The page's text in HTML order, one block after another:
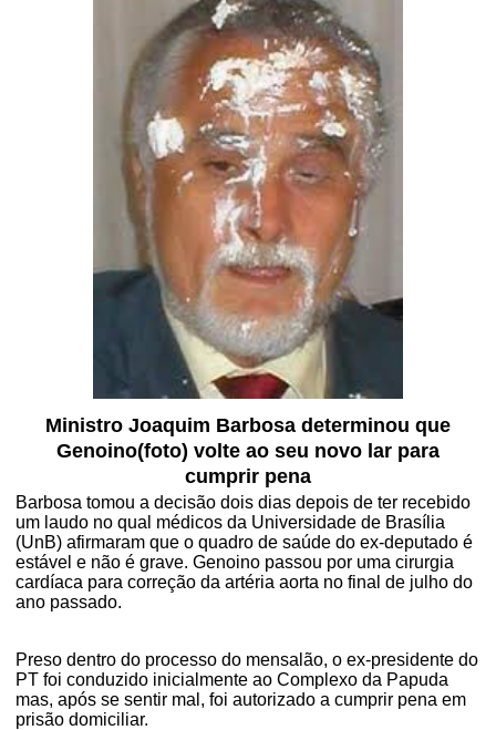
Ministro Joaquim Barbosa determinou que
Genoino(foto) volte ao seu novo lar para
cumprir pena
Barbosa tomou a decisão dois dias depois de ter recebido
um laudo no qual médicos da Universidade de Brasília
(UnB) afirmaram que o quadro de saúde do ex-deputado é
estável e não é grave. Genoino passou por uma cirurgia
cardíaca para correção da artéria aorta no final de julho do
ano passado.
Preso dentro do processo do mensalão, o ex-presidente do
PT foi conduzido inicialmente ao Complexo da Papuda
mas, após se sentir mal, foi autorizado a cumprir pena em
prisão domiciliar.